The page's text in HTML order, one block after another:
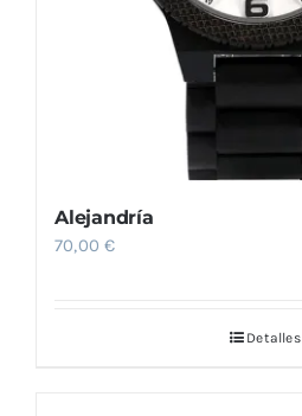
Alejandría
70,00€
Detalles